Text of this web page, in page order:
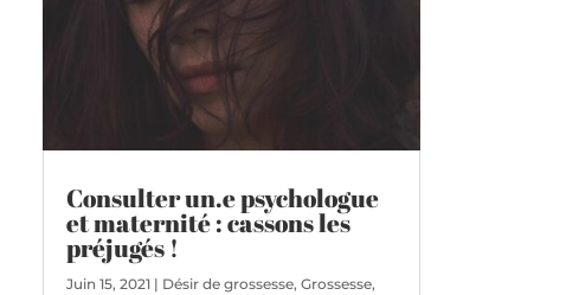
Consulter un.e psychologue
et maternité : cassons les
préjugés !
Juin 15, 2021| Désir de grossesse, Grossesse,